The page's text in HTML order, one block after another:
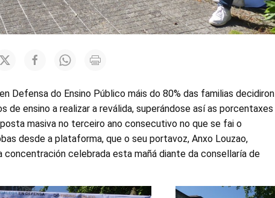
Defensa do Ensino Público máis do 80% das familias decidiron
de ensino a realizar a reválida, superándose así as porcentaxes
masiva no terceiro ano consecutivo no que se fai o
desde a plataforma, que o seu portavoz, Anxo Louzao,
concentración celebrada esta mañá diante da consellaría de